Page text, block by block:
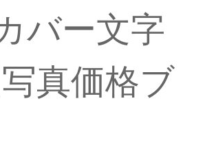
バー文字
真価格ブ